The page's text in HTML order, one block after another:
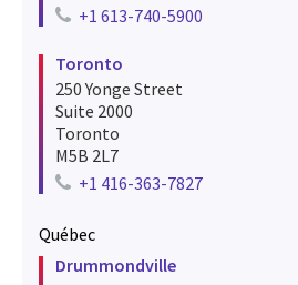
+1 613-740-5900
Toronto
250 Yonge Street
Suite 2000
Toronto
M5B 2L7
+1 416-363-7827
Québec
Drummondville